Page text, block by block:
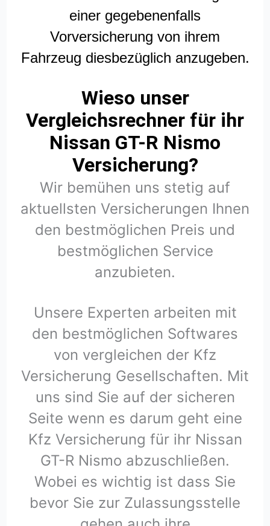
einer gegebenenfalls
Vorversicherung von ihrem
Fahrzeug diesbezüglich anzugeben.
Wieso unser
Vergleichsrechner für ihr
Nissan GT-R Nismo
Versicherung?
Wir bemühen uns stetig auf
aktuellsten Versicherungen Ihnen
den bestmöglichen Preis und
bestmöglichen Service
anzubieten.
Unsere Experten arbeiten mit
den bestmöglichen Softwares
von vergleichen der Kfz
Versicherung Gesellschaften. Mit
uns sind Sie auf der sicheren
Seite wenn es darum geht eine
Kfz Versicherung für ihr Nissan
GT-R Nismo abzuschließen.
Wobei es wichtig ist dass Sie
bevor Sie zur Zulassungsstelle